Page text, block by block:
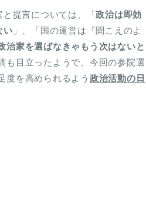
提言については、「政治は即効
い 」、「国の運営は『聞こえのよ
治家を選ばなきゃもう次はないと
も目立ったようで、今回の参院選
度を高められるよう 政治活動の日